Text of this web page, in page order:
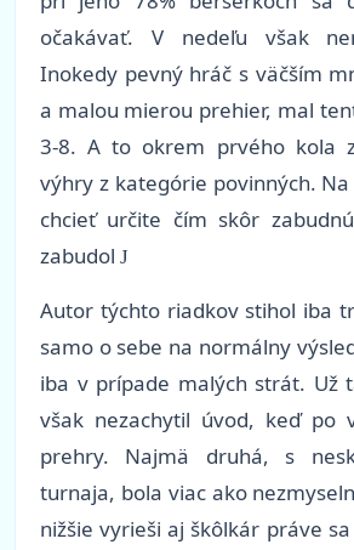
očakávať. V nedeľu však
Inokedy pevný hráč s väčším
a malou mierou prehier, mal
3-8. A to okrem prvého kola
výhry z kategórie povinných.
chcieť určite čím skôr
zabudol J
Autor týchto riadkov stihol iba
samo o sebe na normálny
iba v prípade malých strát. Už
však nezachytil úvod, keď po
prehry. Najmä druhá, s
turnaja, bola viac ako
nižšie vyrieši aj škôlkár práve